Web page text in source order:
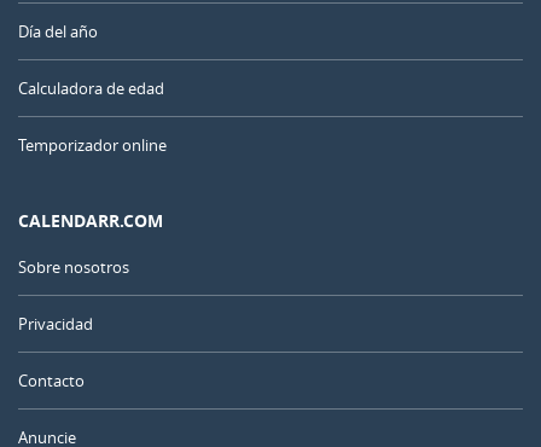
Día del año
Calculadora de edad
Temporizador online
CALENDARR.COM
Sobre nosotros
Privacidad
Contacto
Anuncie